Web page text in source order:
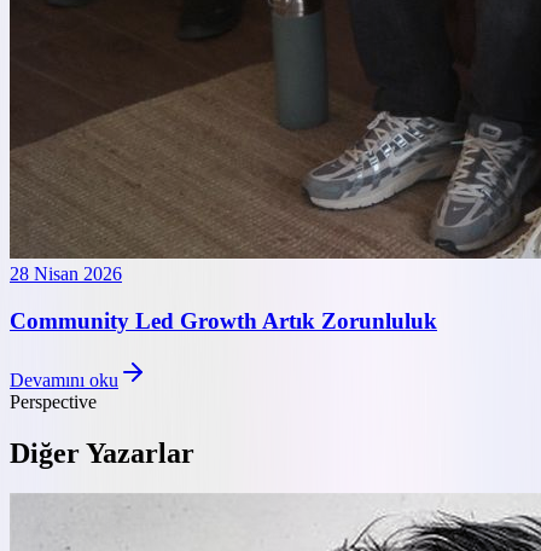
28 Nisan 2026
Community Led Growth Artık Zorunluluk
Devamını oku
Perspective
Diğer Yazarlar